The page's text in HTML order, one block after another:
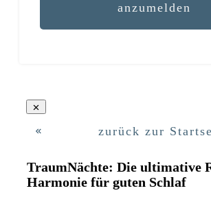
anzumelden
zurück zur
TraumNächte: Die ultimative
Harmonie für guten Schlaf